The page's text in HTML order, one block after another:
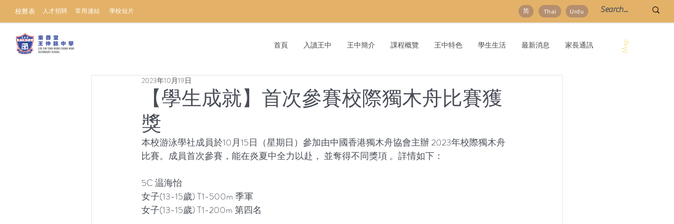
常用連結
人才招聘
校曆表 學校短片
首頁 入讀王中 王中簡介 課程概覽 王中特色 學生生活 最新消息 家長通訊 Map
Urdu
Thai
简
【學生成就】首次參賽校際獨木舟比賽獲
獎
2023年10月19日
本校游泳學社成員於10月15日（星期日）參加由中國香港獨木舟協會主辦 2023年校際獨木舟
比賽。成員首次參賽，能在炎夏中全力以赴， 並奪得不同獎項 。詳情如下：
5C 温海怡
女子(13-15歲) T1-500m 季軍
女子(13-15歲) T1-200m 第四名